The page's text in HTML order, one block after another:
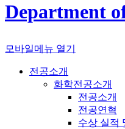
Department
모바일메뉴 열기
전공소개
화학전공소개
전공소개
전공연혁
수상 실적